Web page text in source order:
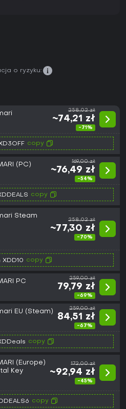
o ryzyku:
258,02 zł
~74,21 zł
-71%
copy
(PC) 169,00 zł
~76,49 zł
-54%
copy
Steam
258,02 zł
~77,30 zł
-70%
copy
PC 259,00 zł
79,79 zł
-69%
EU (Steam) 259,00 zł
84,51 zł
-67%
copy
(Europe)
Key
172,00 zł
~92,94 zł
-45%
copy